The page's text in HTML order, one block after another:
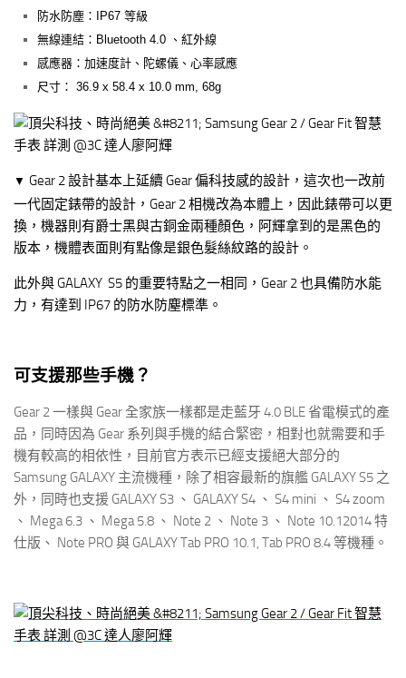
防水防塵：IP67 等級
無線連結：Bluetooth 4.0 、紅外線
感應器：加速度計、陀螺儀、心率感應
尺寸： 36.9 x 58.4 x 10.0 mm, 68g
▼ Gear 2 設計基本上延續 Gear 偏科技感的設計，這次也一改前
一代固定錶帶的設計，Gear 2 相機改為本體上，因此錶帶可以更
換，機器則有爵士黑與古銅金兩種顏色，阿輝拿到的是黑色的
版本，機體表面則有點像是銀色髮絲紋路的設計。
此外與 GALAXY S5 的重要特點之一相同，Gear 2 也具備防水能
力，有達到 IP67 的防水防塵標準。
可支援那些手機？
Gear 2 一樣與 Gear 全家族一樣都是走藍牙 4.0 BLE 省電模式的產
品，同時因為 Gear 系列與手機的結合緊密，相對也就需要和手
機有較高的相依性，目前官方表示已經支援絕大部分的
Samsung GALAXY 主流機種，除了相容最新的旗艦 GALAXY S5 之
外，同時也支援 GALAXY S3 、 GALAXY S4 、 S4 mini 、 S4 zoom
、 Mega 6.3 、 Mega 5.8 、 Note 2 、 Note 3 、 Note 10.12014 特
仕版、 Note PRO 與 GALAXY Tab PRO 10.1, Tab PRO 8.4 等機種。